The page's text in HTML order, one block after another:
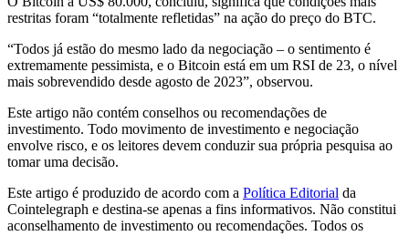
restritas foram “totalmente refletidas” na ação do preço do BTC.
“Todos já estão do mesmo lado da negociação – o sentimento é
extremamente pessimista, e o Bitcoin está em um RSI de 23, o nível
mais sobrevendido desde agosto de 2023”, observou.
Este artigo não contém conselhos ou recomendações de
investimento. Todo movimento de investimento e negociação
envolve risco, e os leitores devem conduzir sua própria pesquisa ao
tomar uma decisão.
Este artigo é produzido de acordo com a Política Editorial da
Cointelegraph e destina-se apenas a fins informativos. Não constitui
aconselhamento de investimento ou recomendações. Todos os